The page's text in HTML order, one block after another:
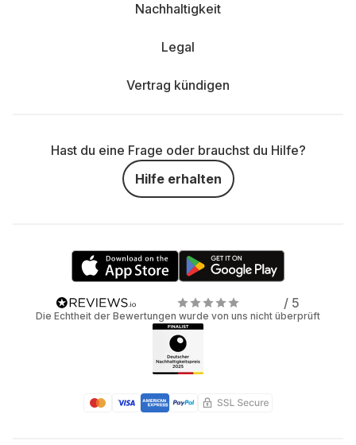
Nachhaltigkeit
Legal
Vertrag kündigen
Hast du eine Frage oder brauchst du Hilfe?
Hilfe erhalten
/ 5
Die Echtheit der Bewertungen wurde von uns nicht überprüft